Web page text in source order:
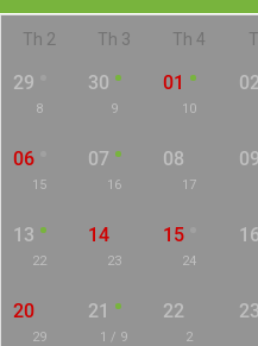
Th 2 Th 3 Th 4
29
8
30
9
01
10
02
06
15
07
16
08
17
09
13
22
14
23
15
24
16
20
29
21
1 / 9
22
2
23